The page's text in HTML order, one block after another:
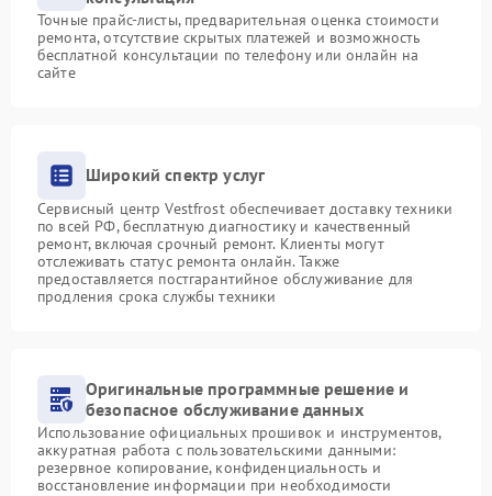
Точные прайс-листы, предварительная оценка стоимости
ремонта, отсутствие скрытых платежей и возможность
бесплатной консультации по телефону или онлайн на
сайте
Широкий спектр услуг
Сервисный центр Vestfrost обеспечивает доставку техники
по всей РФ, бесплатную диагностику и качественный
ремонт, включая срочный ремонт. Клиенты могут
отслеживать статус ремонта онлайн. Также
предоставляется постгарантийное обслуживание для
продления срока службы техники
Оригинальные программные решение и
безопасное обслуживание данных
Использование официальных прошивок и инструментов,
аккуратная работа с пользовательскими данными:
резервное копирование, конфиденциальность и
восстановление информации при необходимости